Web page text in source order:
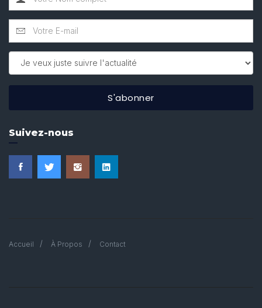
S'abonner
Suivez-nous
Accueil À Propos Contact